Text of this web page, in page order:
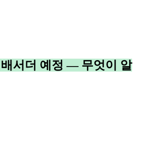
서더 예정 — 무엇이 알